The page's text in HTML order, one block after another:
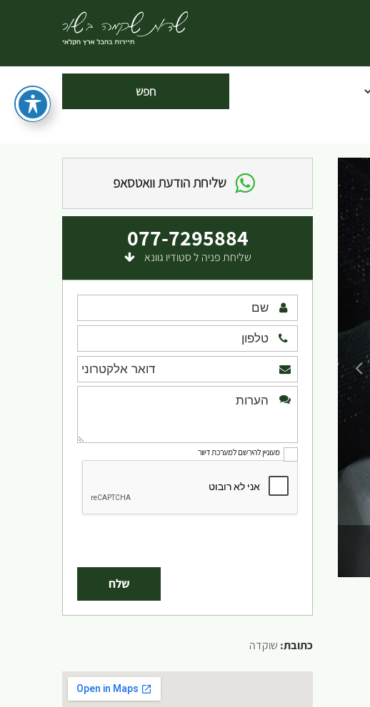
שליחת הודעת וואטסאפ
077-7295884
שליחת פניה ל סטודיו גוונא
מעוניין להירשם למערכת דיוור
כתובת: שוקדה